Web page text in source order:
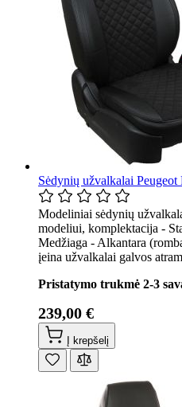
Sėdynių užvalkalai Peugeot
Modeliniai sėdynių
modeliui, komplektacija -
Medžiaga - Alkantara
įeina užvalkalai galvos
Pristatymo trukmė 2-3
239,00 €
Į krepšelį